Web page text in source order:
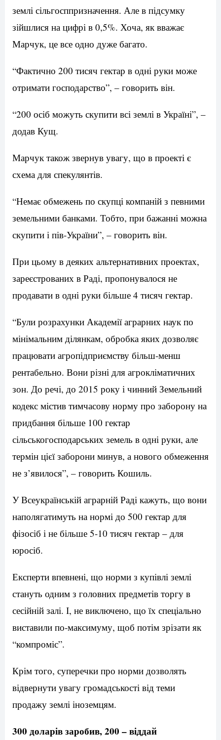
землі сільгосппризначення. Але в підсумку
зійшлися на цифрі в 0,5%. Хоча, як вважає
Марчук, це все одно дуже багато.
“Фактично 200 тисяч гектар в одні руки може
отримати господарство”, – говорить він.
“200 осіб можуть скупити всі землі в Україні”, –
додав Кущ.
Марчук також звернув увагу, що в проекті є
схема для спекулянтів.
“Немає обмежень по скупці компаній з певними
земельними банками. Тобто, при бажанні можна
скупити і пів-України”, – говорить він.
При цьому в деяких альтернативних проектах,
зареєстрованих в Раді, пропонувалося не
продавати в одні руки більше 4 тисяч гектар.
“Були розрахунки Академії аграрних наук по
мінімальним ділянкам, обробка яких дозволяє
працювати агропідприємству більш-менш
рентабельно. Вони різні для агрокліматичних
зон. До речі, до 2015 року і чинний Земельний
кодекс містив тимчасову норму про заборону на
придбання більше 100 гектар
сільськогосподарських земель в одні руки, але
термін цієї заборони минув, а нового обмеження
не з’явилося”, – говорить Кошиль.
У Всеукраїнській аграрній Раді кажуть, що вони
наполягатимуть на нормі до 500 гектар для
фізосіб і не більше 5-10 тисяч гектар – для
юросіб.
Експерти впевнені, що норми з купівлі землі
стануть одним з головних предметів торгу в
сесійній залі. І, не виключено, що їх спеціально
виставили по-максимуму, щоб потім зрізати як
“компроміс”.
Крім того, суперечки про норми дозволять
відвернути увагу громадськості від теми
продажу землі іноземцям.
300 доларів заробив, 200 – віддай